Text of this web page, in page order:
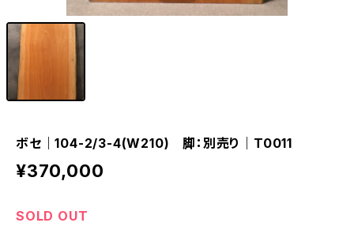
ボセ｜104-2/3-4(W210) 脚：別売り｜T0011
¥370,000
SOLD OUT